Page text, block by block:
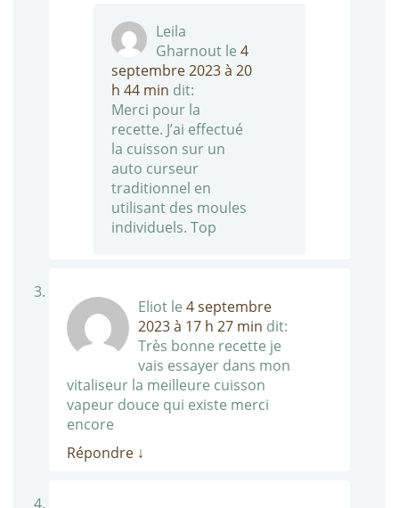
Leila
Gharnout le 4
septembre 2023 à 20
h 44 min dit:
Merci pour la
recette. J’ai effectué
la cuisson sur un
auto curseur
traditionnel en
utilisant des moules
individuels. Top
Eliot le 4 septembre
2023 à 17 h 27 min dit:
Très bonne recette je
vais essayer dans mon
vitaliseur la meilleure cuisson
vapeur douce qui existe merci
encore
Répondre ↓